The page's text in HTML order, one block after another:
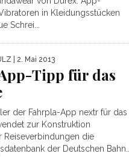
in Kleidungsstücken
Schrei...
| 2. Mai 2013
Tipp für das
der Fahrpla-App nextr für das
zur Konstruktion
Reiseverbindungen die
der Deutschen Bahn....